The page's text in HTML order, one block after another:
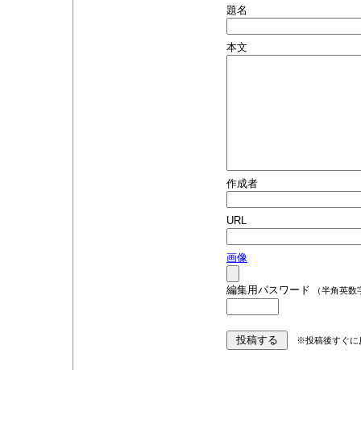
題名
本文
作成者
URL
画像
編集用パスワード （半角英数
※投稿後すぐに